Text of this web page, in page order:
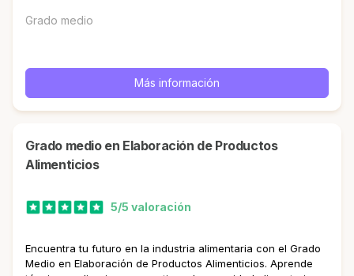
Grado medio
Más información
Grado medio en Elaboración de Productos
Alimenticios
5/5 valoración
Encuentra tu futuro en la industria alimentaria con el Grado
Medio en Elaboración de Productos Alimenticios. Aprende